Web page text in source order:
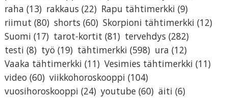
raha (13) rakkaus (22) Rapu tähtimerkki (9)
riimut (80) shorts (60) Skorpioni tähtimerkki (12)
Suomi (17) tarot-kortit (81) tervehdys (282)
testi (8) työ (19) tähtimerkki (598) ura (12)
Vaaka tähtimerkki (11) Vesimies tähtimerkki (11)
video (60) viikkohoroskooppi (104)
vuosihoroskooppi (24) youtube (60) äiti (6)